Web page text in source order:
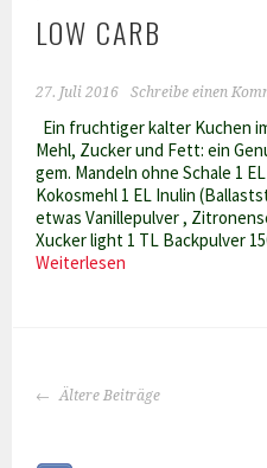
LOW CARB
27. Juli 2016 Schreibe einen
Ein fruchtiger kalter Kuchen
Mehl, Zucker und Fett: ein
gem. Mandeln ohne Schale 1
Kokosmehl 1 EL Inulin
etwas Vanillepulver ,
Xucker light 1 TL Backpulver
Weiterlesen
BEITRAGS-
Ältere Beiträge